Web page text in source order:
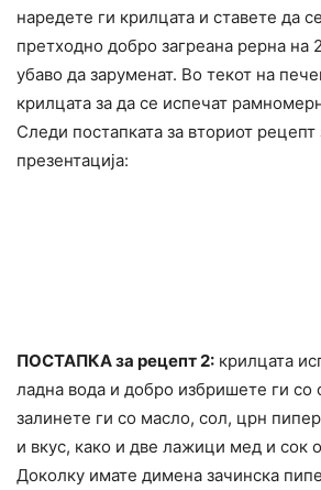
наредете ги крилцата и ставете да
претходно добро загреана рерна на
убаво да заруменат. Во текот на
крилцата за да се испечат
Следи постапката за вториот рецепт
презентација:
ПОСТАПКА за рецепт 2: крилцата
ладна вода и добро избришете ги со
залинете ги со масло, сол, црн
и вкус, како и две лажици мед и сок
Доколку имате димена зачинска